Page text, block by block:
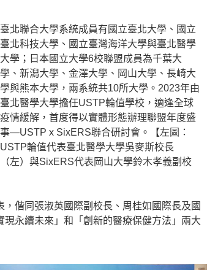
臺北聯合大學系統成員有國立臺北大學、國立
臺北科技大學、國立臺灣海洋大學與臺北醫學
大學；日本國立大學6校聯盟成員為千葉大
學、新潟大學、金澤大學、岡山大學、長崎大
學與熊本大學，兩系統共10所大學。2023年由
臺北醫學大學擔任USTP輪值學校，適逢全球
疫情緩解，首度得以實體形態辦理聯盟年度盛
事—USTP x SixERS聯合研討會。【左圖：
USTP輪值代表臺北醫學大學吳麥斯校長
（左）與SixERS代表岡山大學鈴木孝義副校
偕同張淑英國際副校長、周桂如國際長及國
永續未來」和「創新的醫療保健方法」兩大